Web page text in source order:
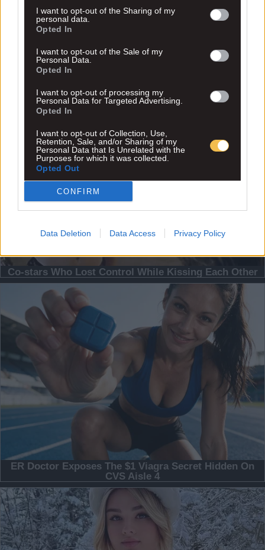
I want to opt-out of the Sharing of my
personal data.
Opted In
I want to opt-out of the Sale of my
Personal Data.
Opted In
I want to opt-out of processing my
Personal Data for Targeted Advertising.
Opted In
I want to opt-out of Collection, Use,
Retention, Sale, and/or Sharing of my
Personal Data that Is Unrelated with the
Purposes for which it was collected.
Opted Out
CONFIRM
Data Deletion Data Access Privacy Policy